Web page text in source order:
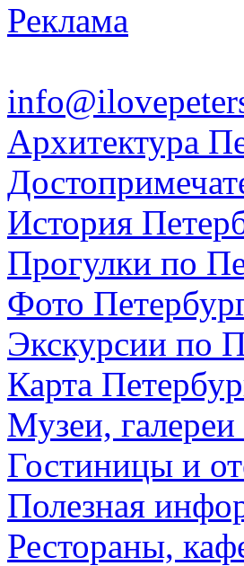
Реклама
Архитектура
История
Прогулки по
Фото
Экскурсии по
Карта
Музеи,
Гостиницы и
Полезная
Рестораны,